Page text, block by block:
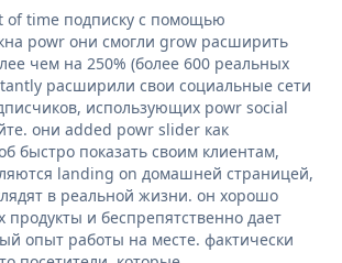
of time подписку с помощью
powr они смогли grow расширить
чем на 250% (более 600 реальных
расширили свои социальные сети
использующих powr social
они added powr slider как
быстро показать своим клиентам,
landing on домашней страницей,
в реальной жизни. он хорошо
продукты и беспрепятственно дает
опыт работы на месте. фактически